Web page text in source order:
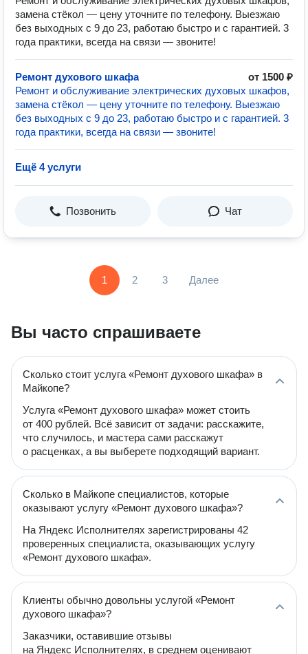
замена стёкол — цену уточните по телефону. Выезжаю
без выходных с 9 до 23, работаю быстро и с гарантией. 3
года практики, всегда на связи — звоните!
Ремонт духового шкафа
от 1500 ₽
Ремонт и обслуживание электрических духовых шкафов,
замена стёкол — цену уточните по телефону. Выезжаю
без выходных с 9 до 23, работаю быстро и с гарантией. 3
года практики, всегда на связи — звоните!
Ещё 4 услуги
Позвонить Чат
1 2 3 Далее
Вы часто спрашиваете
Сколько стоит услуга «Ремонт духового шкафа» в
Майкопе?
Услуга «Ремонт духового шкафа» может стоить
от 400 рублей. Всё зависит от задачи: расскажите,
что случилось, и мастера сами расскажут
о расценках, а вы выберете подходящий вариант.
Сколько в Майкопе специалистов, которые
оказывают услугу «Ремонт духового шкафа»?
На Яндекс Исполнителях зарегистрированы 42
проверенных специалиста, оказывающих услугу
«Ремонт духового шкафа».
Клиенты обычно довольны услугой «Ремонт
духового шкафа»?
Заказчики, оставившие отзывы
на Яндекс Исполнителях, в среднем оценивают